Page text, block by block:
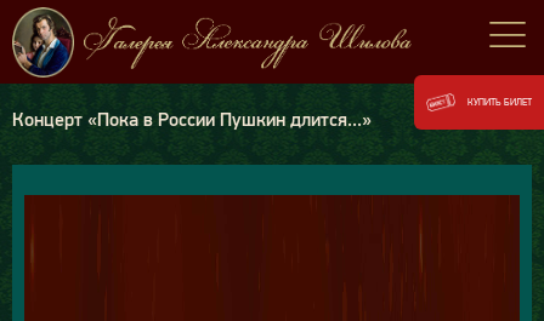
Концерт «Пока в России Пушкин длится...»
КУПИТЬ БИЛЕТ